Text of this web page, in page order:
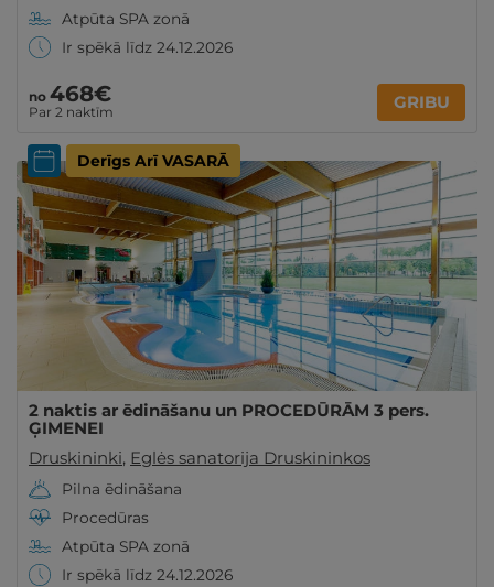
Atpūta SPA zonā
Ir spēkā līdz 24.12.2026
no 468€
Par 2 naktīm GRIBU
Derīgs Arī VASARĀ
2 naktis ar ēdināšanu un PROCEDŪRĀM 3 pers.
ĢIMENEI
Druskininki, Eglės sanatorija Druskininkos
Pilna ēdināšana
Procedūras
Atpūta SPA zonā
Ir spēkā līdz 24.12.2026